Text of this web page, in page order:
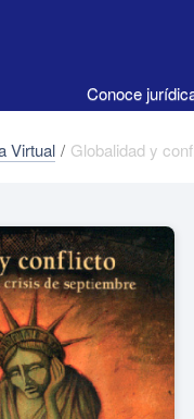
Conoce
Virtual / Globalidad y